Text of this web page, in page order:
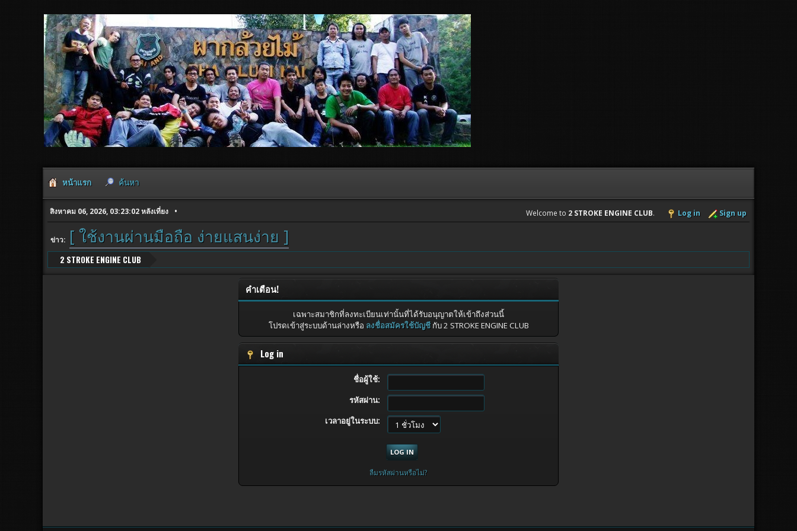
หน้าแรก ค้นหา
สิงหาคม 06, 2026, 03:23:02 หลังเที่ยง Welcome to 2 STROKE ENGINE CLUB. Log in Sign up
ข่าว: [ ใช้งานผ่านมือถือ ง่ายแสนง่าย ]
2 STROKE ENGINE CLUB
คำเตือน!
เฉพาะสมาชิกที่ลงทะเบียนเท่านั้นที่ได้รับอนุญาตให้เข้าถึงส่วนนี้
โปรดเข้าสู่ระบบด้านล่างหรือ ลงชื่อสมัครใช้บัญชีกับ 2 STROKE ENGINE CLUB
Log in
ชื่อผู้ใช้:
รหัสผ่าน:
เวลาอยู่ในระบบ:
ลืมรหัสผ่านหรือไม่?